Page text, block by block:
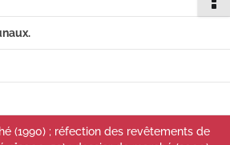
(1990) ; réfection des revêtements de